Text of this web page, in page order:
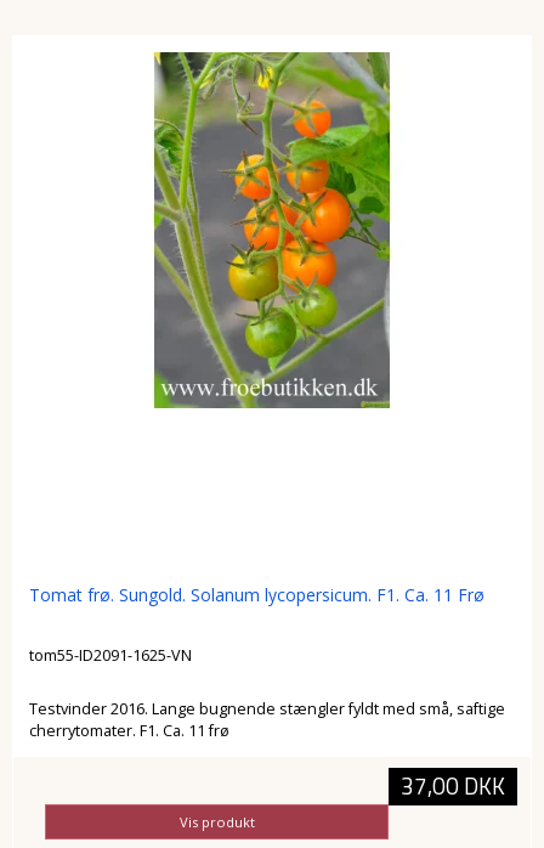
Tomat frø. Sungold. Solanum lycopersicum. F1. Ca. 11 Frø
tom55-ID2091-1625-VN
Testvinder 2016. Lange bugnende stængler fyldt med små, saftige
cherrytomater. F1. Ca. 11 frø
37,00 DKK
Vis produkt